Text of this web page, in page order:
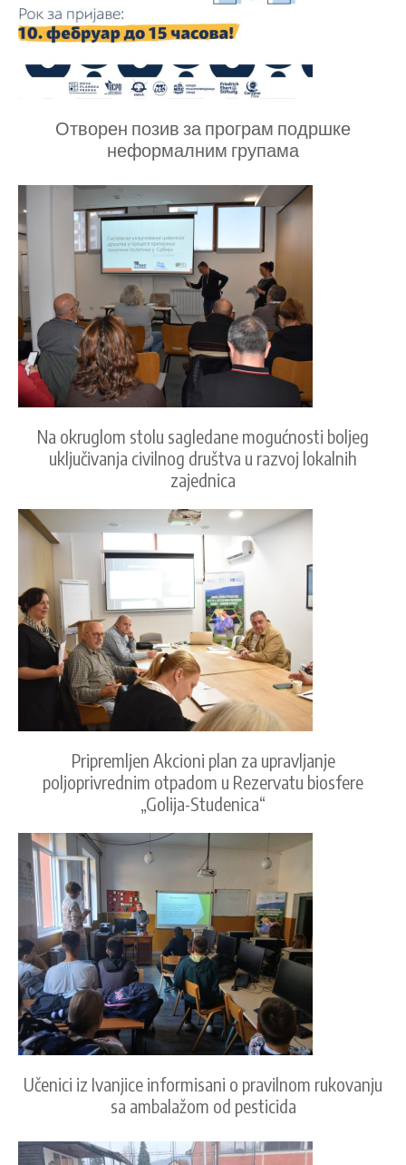
SEARCH
FORM
PRETRAGA
Отворен позив за програм подршке
неформалним групама
Na okruglom stolu sagledane mogućnosti boljeg
uključivanja civilnog društva u razvoj lokalnih
zajednica
Pripremljen Akcioni plan za upravljanje
poljoprivrednim otpadom u Rezervatu biosfere
„Golija-Studenica“
Učenici iz Ivanjice informisani o pravilnom rukovanju
sa ambalažom od pesticida